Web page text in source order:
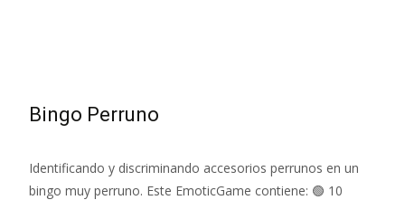
Bingo Perruno
Identificando y discriminando accesorios perrunos en un
bingo muy perruno. Este EmoticGame contiene: 🟢 10